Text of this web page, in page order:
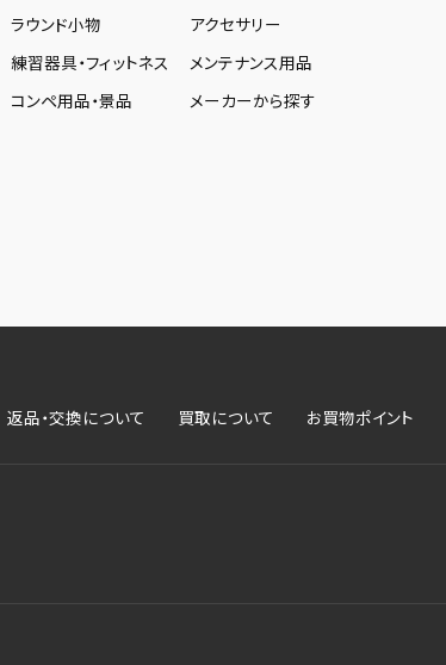
ラウンド小物
アクセサリー
練習器具・フィットネス
メンテナンス用品
コンペ用品・景品
メーカーから探す
返品・交換について 買取について お買物ポイント